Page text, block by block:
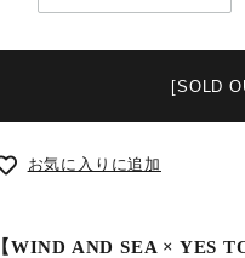
[SOLD
お気に入りに追加
【WIND AND SEA × YES